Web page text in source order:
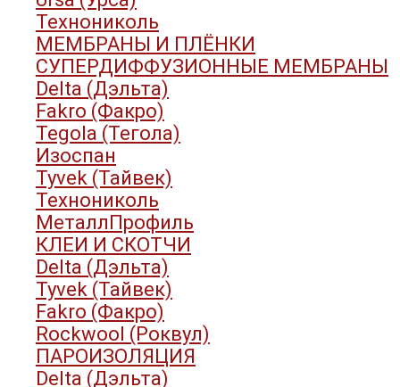
Технониколь
МЕМБРАНЫ И ПЛЁНКИ
СУПЕРДИФФУЗИОННЫЕ МЕМБРАНЫ
Delta (Дэльта)
Fakro (Факро)
Tegola (Тегола)
Изоспан
Tyvek (Тайвек)
Технониколь
МеталлПрофиль
КЛЕИ И СКОТЧИ
Delta (Дэльта)
Tyvek (Тайвек)
Fakro (Факро)
Rockwool (Роквул)
ПАРОИЗОЛЯЦИЯ
Delta (Дэльта)